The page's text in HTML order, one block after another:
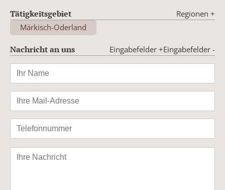
Tätigkeitsgebiet Regionen +
Märkisch-Oderland
Nachricht an uns Eingabefelder -
Eingabefelder +
Bitte
lasse